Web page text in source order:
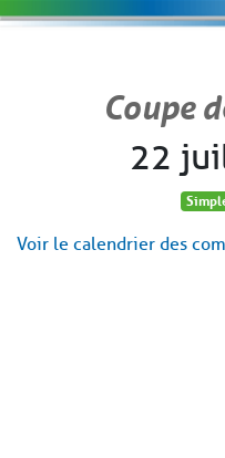
Coupe
22
Voir le calendrier des